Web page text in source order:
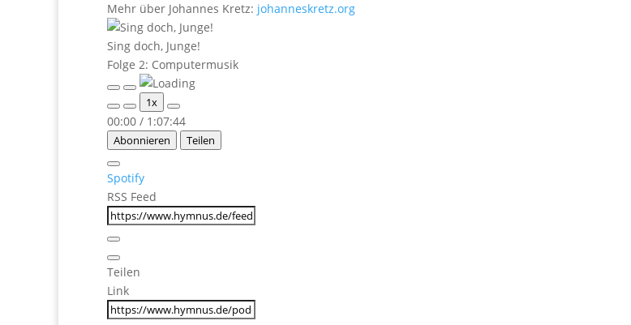
Mehr über Johannes Kretz: johanneskretz.org
Sing doch, Junge!
Folge 2: Computermusik
Play
Episode
Pause
Episode
1x
00:00 / 1:07:44
Abonnieren Teilen
Spotify
RSS Feed
Teilen
Link